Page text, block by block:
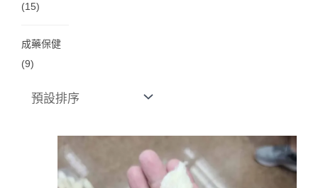
(15)
成藥保健
(9)